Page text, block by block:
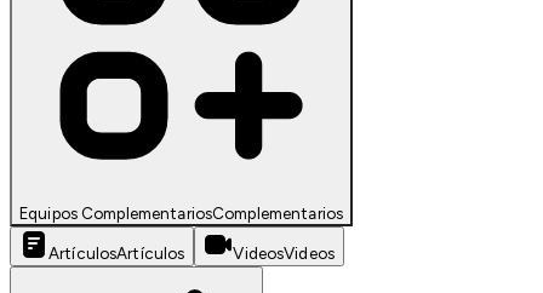
Equipos ComplementariosComplementarios
ArtículosArtículos VideosVideos